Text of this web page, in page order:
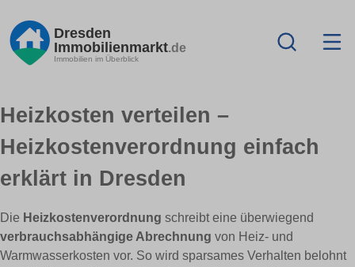
Dresden
Immobilienmarkt.de
Immobilien im Überblick
Heizkosten verteilen –
Heizkostenverordnung einfach
erklärt in Dresden
Die Heizkostenverordnung schreibt eine überwiegend
verbrauchsabhängige Abrechnung von Heiz- und
Warmwasserkosten vor. So wird sparsames Verhalten belohnt